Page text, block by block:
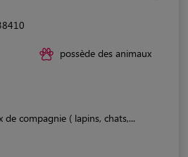
possède des animaux
compagnie ( lapins, chats,...